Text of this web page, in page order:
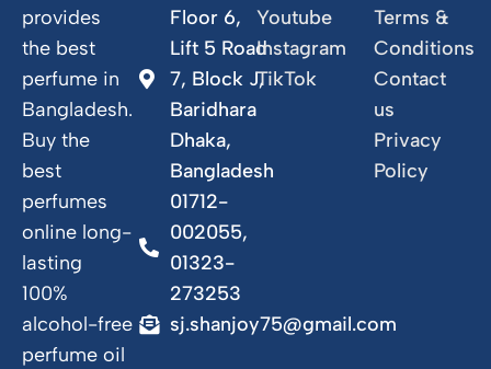
provides
the best
perfume in
Bangladesh.
Buy the
best
perfumes
online long-
lasting
100%
alcohol-free
perfume oil
Floor 6,
Lift 5 Road
7, Block J,
Baridhara
Dhaka,
Bangladesh
01712-
002055,
01323-
273253
sj.shanjoy75@gmail.com
Youtube
Instagram
TikTok
Terms &
Conditions
Contact
us
Privacy
Policy